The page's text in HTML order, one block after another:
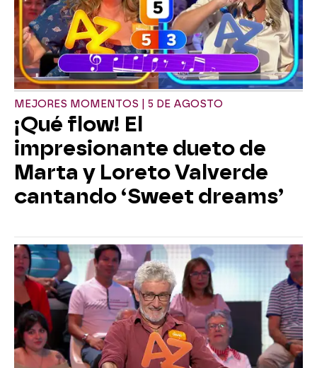
MEJORES MOMENTOS | 5 DE AGOSTO
¡Qué flow! El
impresionante dueto de
Marta y Loreto Valverde
cantando ‘Sweet dreams’